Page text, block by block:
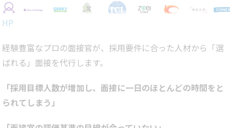
HP
経験豊富なプロの面接官が、採用要件に合った人材から「選
ばれる」面接を代行します。
「採用目標人数が増加し、面接に一日のほとんどの時間をと
られてしまう」